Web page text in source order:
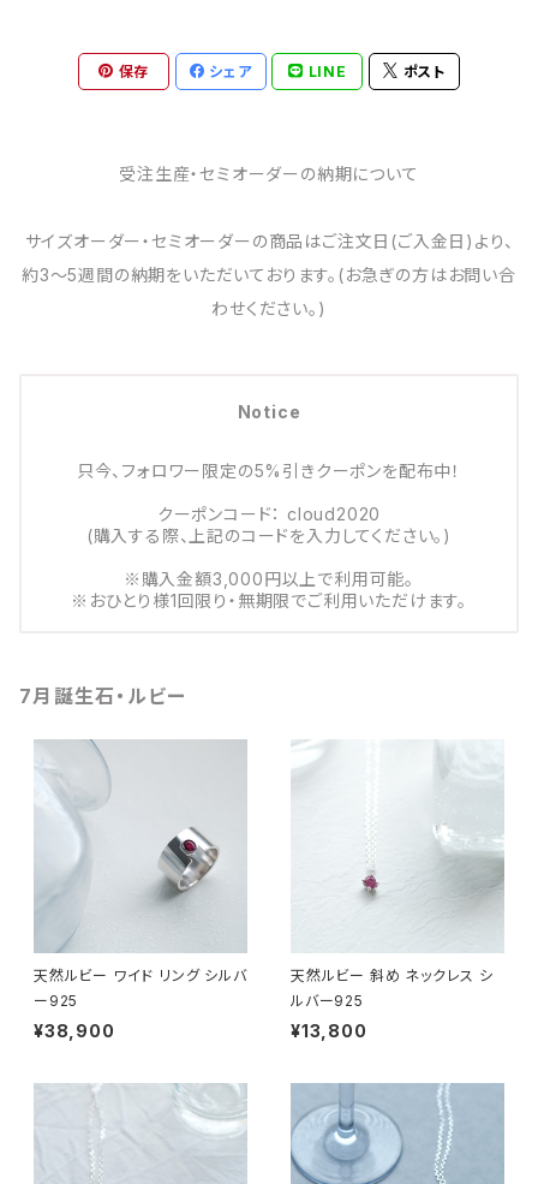
保存 シェア LINE ポスト
受注生産・セミオーダーの納期について
サイズオーダー・セミオーダーの商品はご注文日(ご入金日)より、
約3～5週間の納期をいただいております。(お急ぎの方はお問い合
わせください。)
Notice
只今、フォロワー限定の5%引きクーポンを配布中！
クーポンコード： cloud2020
(購入する際、上記のコードを入力してください。)
※購入金額3,000円以上で利用可能。
※おひとり様1回限り・無期限でご利用いただけます。
7月誕生石・ルビー
天然ルビー ワイド リング シルバ
ー925
¥38,900
天然ルビー 斜め ネックレス シ
ルバー925
¥13,800